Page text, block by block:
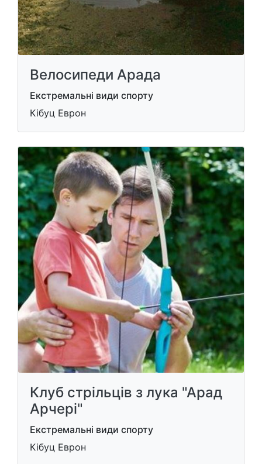
Велосипеди Арада
Екстремальні види спорту
Кібуц Еврон
Клуб стрільців з лука "Арад
Арчері"
Екстремальні види спорту
Кібуц Еврон